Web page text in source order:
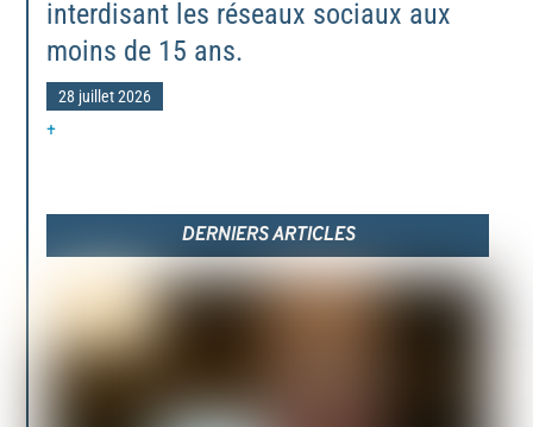
interdisant les réseaux sociaux aux
moins de 15 ans.
28 juillet 2026
+
DERNIERS ARTICLES